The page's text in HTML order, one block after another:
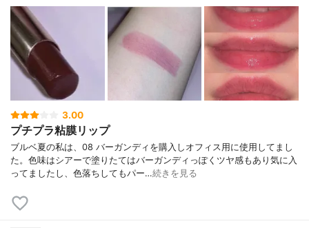
3.00
プチプラ粘膜リップ
ブルベ夏の私は、08 バーガンディを購入しオフィス用に使用してまし
た。色味はシアーで塗りたてはバーガンディっぽくツヤ感もあり気に入
ってましたし、色落ちしてもパー…続きを見る